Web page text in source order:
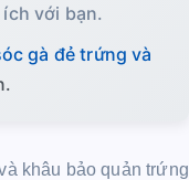
với bạn.
gà đẻ trứng và
khâu bảo quản trứng